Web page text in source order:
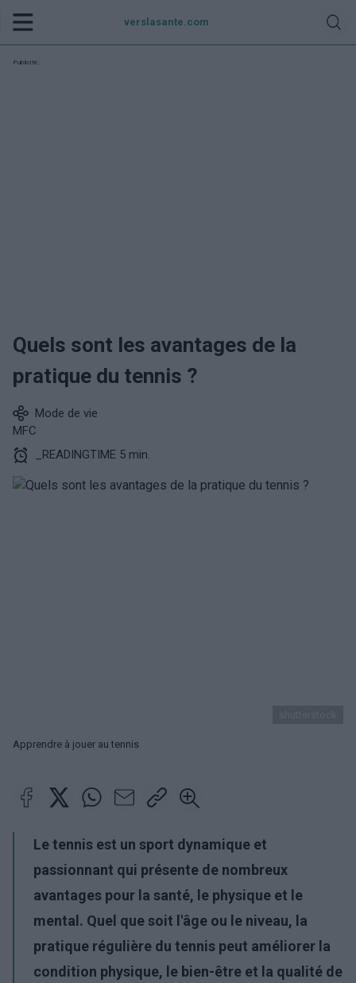
verslasante.com
Publicité:
Quels sont les avantages de la
pratique du tennis ?
Mode de vie
MFC
_READINGTIME 5 min.
Apprendre à jouer au tennis
Le tennis est un sport dynamique et
passionnant qui présente de nombreux
avantages pour la santé, le physique et le
mental. Quel que soit l'âge ou le niveau, la
pratique régulière du tennis peut améliorer la
condition physique, le bien-être et la qualité de